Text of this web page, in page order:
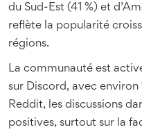
du Sud-Est (41 %) et
reflète la popularité
régions.
La communauté est
sur Discord, avec environ
Reddit, les discussions
positives, surtout sur la